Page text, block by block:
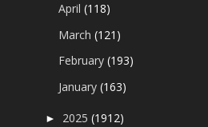
April(118)
March(121)
February(193)
January(163)
► 2025(1912)